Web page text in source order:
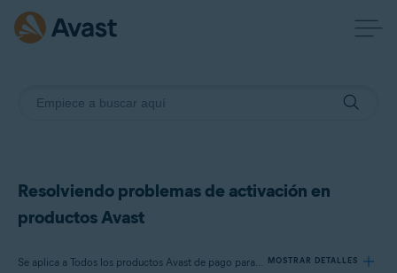
Resolviendo problemas de activación en
productos Avast
Se aplica a Todos los productos Avast de pago para consumidores MOSTRAR DETALLES